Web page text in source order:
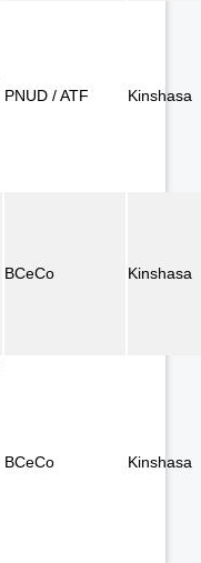
PNUD / ATF Kinshasa
BCeCo Kinshasa
BCeCo Kinshasa